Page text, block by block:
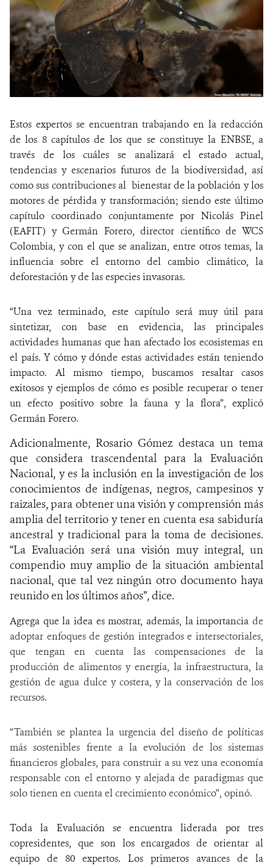
Estos expertos se encuentran trabajando en la redacción
de los 8 capítulos de los que se constituye la ENBSE, a
través de los cuáles se analizará el estado actual,
tendencias y escenarios futuros de la biodiversidad, así
como sus contribuciones al bienestar de la población y los
motores de pérdida y transformación; siendo este último
capítulo coordinado conjuntamente por Nicolás Pinel
(EAFIT) y Germán Forero, director científico de WCS
Colombia, y con el que se analizan, entre otros temas, la
influencia sobre el entorno del cambio climático, la
deforestación y de las especies invasoras.
“Una vez terminado, este capítulo será muy útil para
sintetizar, con base en evidencia, las principales
actividades humanas que han afectado los ecosistemas en
el país. Y cómo y dónde estas actividades están teniendo
impacto. Al mismo tiempo, buscamos resaltar casos
exitosos y ejemplos de cómo es posible recuperar o tener
un efecto positivo sobre la fauna y la flora”, explicó
Germán Forero.
Adicionalmente, Rosario Gómez destaca un tema
que considera trascendental para la Evaluación
Nacional, y es la inclusión en la investigación de los
conocimientos de indígenas, negros, campesinos y
raizales, para obtener una visión y comprensión más
amplia del territorio y tener en cuenta esa sabiduría
ancestral y tradicional para la toma de decisiones.
“La Evaluación será una visión muy integral, un
compendio muy amplio de la situación ambiental
nacional, que tal vez ningún otro documento haya
reunido en los últimos años”, dice.
Agrega que la idea es mostrar, además, la importancia de
adoptar enfoques de gestión integrados e intersectoriales,
que tengan en cuenta las compensaciones de la
producción de alimentos y energía, la infraestructura, la
gestión de agua dulce y costera, y la conservación de los
recursos.
“También se plantea la urgencia del diseño de políticas
más sostenibles frente a la evolución de los sistemas
financieros globales, para construir a su vez una economía
responsable con el entorno y alejada de paradigmas que
solo tienen en cuenta el crecimiento económico”, opinó.
Toda la Evaluación se encuentra liderada por tres
copresidentes, que son los encargados de orientar al
equipo de 80 expertos.
Los primeros avances de la